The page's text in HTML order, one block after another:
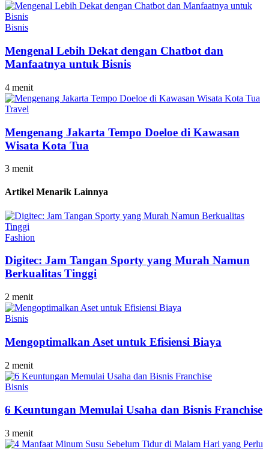
Bisnis
Mengenal Lebih Dekat dengan Chatbot dan
Manfaatnya untuk Bisnis
4 menit
Travel
Mengenang Jakarta Tempo Doeloe di Kawasan
Wisata Kota Tua
3 menit
Artikel Menarik Lainnya
Fashion
Digitec: Jam Tangan Sporty yang Murah Namun
Berkualitas Tinggi
2 menit
Bisnis
Mengoptimalkan Aset untuk Efisiensi Biaya
2 menit
Bisnis
6 Keuntungan Memulai Usaha dan Bisnis Franchise
3 menit